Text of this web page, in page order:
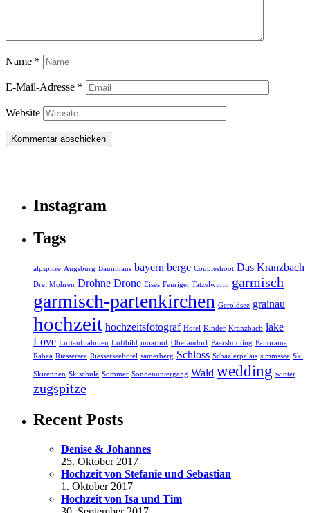
Name *
E-Mail-Adresse *
Website
Instagram
Tags
alpspitze Augsburg Baumhaus bayern berge Coupleshoot Das Kranzbach
Drei Mohren Drohne Drone Eises Feuriger Tatzelwurm garmisch
garmisch-partenkirchen Geroldsee grainau
hochzeit hochzeitsfotograf Hotel Kinder Kranzbach lake
Love Luftaufnahmen Luftbild moarhof Oberaudorf Paarshooting Panorama
Rabea Riessersee Riesserseehotel samerberg Schloss Schäzlerpalais simmssee Ski
Skirennen Skischule Sommer Sonnenuntergang Wald wedding winter
zugspitze
Recent Posts
Denise & Johannes
25. Oktober 2017
Hochzeit von Stefanie und Sebastian
1. Oktober 2017
Hochzeit von Isa und Tim